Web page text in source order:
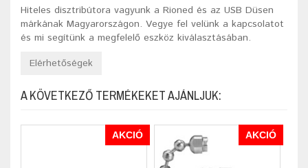
Hiteles disztribútora vagyunk a Rioned és az USB Düsen
márkának Magyarországon. Vegye fel velünk a kapcsolatot
és mi segítünk a megfelelő eszköz kiválasztásában.
Elérhetőségek
A KÖVETKEZŐ TERMÉKEKET AJÁNLJUK:
AKCIÓ AKCIÓ